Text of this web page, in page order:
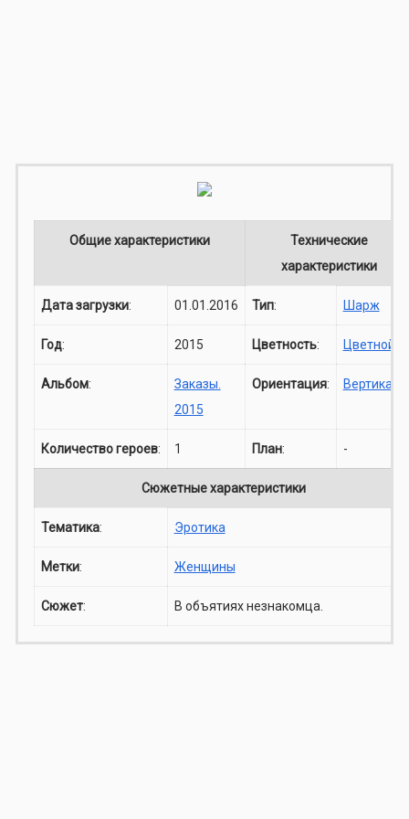
Общие характеристики
Технические
характеристики
Дата загрузки: 01.01.2016 Тип: Шарж
Год: 2015 Цветность: Цветной
Альбом:
Заказы.
2015
Ориентация: Вертикаль
Количество героев: 1 План: -
Сюжетные характеристики
Тематика: Эротика
Метки: Женщины
Сюжет: В объятиях незнакомца.